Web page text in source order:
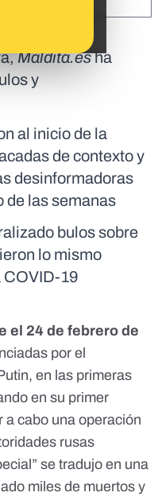
Maldita.esha
y
al inicio de la
de contexto y
desinformadoras
de las semanas
bulos sobre
lo mismo
COVID-19
el 24 de febrero de
por el
en las primeras
en su primer
a cabo una operación
rusas
se tradujo en una
miles de muertos y